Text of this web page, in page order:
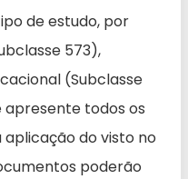
de estudo, por
573),
(Subclasse
apresente todos os
do visto no
poderão